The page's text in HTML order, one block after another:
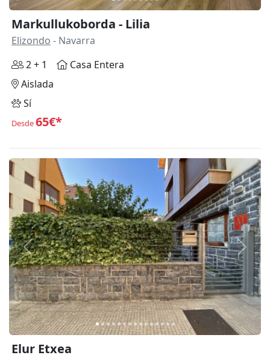
Markullukoborda - Lilia
Elizondo - Navarra
2 + 1
Casa Entera
Aislada
Sí
Desde65€*
Anterior
Elur Etxea